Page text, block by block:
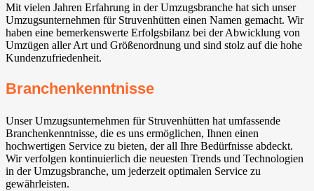
Mit vielen Jahren Erfahrung in der Umzugsbranche hat sich unser
Umzugsunternehmen für Struvenhütten einen Namen gemacht. Wir
haben eine bemerkenswerte Erfolgsbilanz bei der Abwicklung von
Umzügen aller Art und Größenordnung und sind stolz auf die hohe
Kundenzufriedenheit.
Branchenkenntnisse
Unser Umzugsunternehmen für Struvenhütten hat umfassende
Branchenkenntnisse, die es uns ermöglichen, Ihnen einen
hochwertigen Service zu bieten, der all Ihre Bedürfnisse abdeckt.
Wir verfolgen kontinuierlich die neuesten Trends und Technologien
in der Umzugsbranche, um jederzeit optimalen Service zu
gewährleisten.